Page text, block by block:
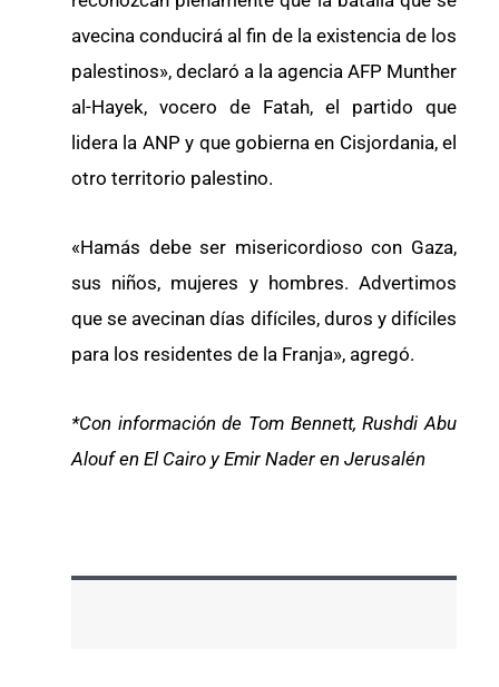
avecina conducirá al fin de la existencia de los
palestinos», declaró a la agencia AFP Munther
al-Hayek, vocero de Fatah, el partido que
lidera la ANP y que gobierna en Cisjordania, el
otro territorio palestino.
«Hamás debe ser misericordioso con Gaza,
sus niños, mujeres y hombres. Advertimos
que se avecinan días difíciles, duros y difíciles
para los residentes de la Franja», agregó.
*Con información de Tom Bennett, Rushdi Abu
Alouf en El Cairo y Emir Nader en Jerusalén